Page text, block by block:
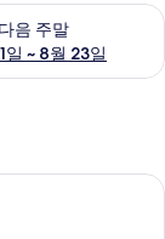
일
다음 주말
일 ~ 8월 23일
가능 여부 확인
(Deluxe) | 고급 침